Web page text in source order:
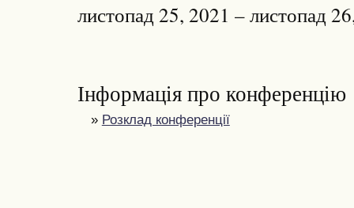
листопад 25, 2021 – листопад
Інформація про конференцію
» Розклад конференції